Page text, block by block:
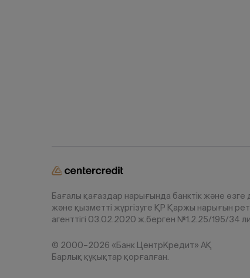
Бағалы қағаздар нарығында банктік және
және қызметті жүргізуге ҚР Қаржы нарығын
агенттігі 03.02.2020 ж.берген №1.2.25/195/34
© 2000–2026 «Банк ЦентрКредит» АҚ
Барлық құқықтар қорғалған.